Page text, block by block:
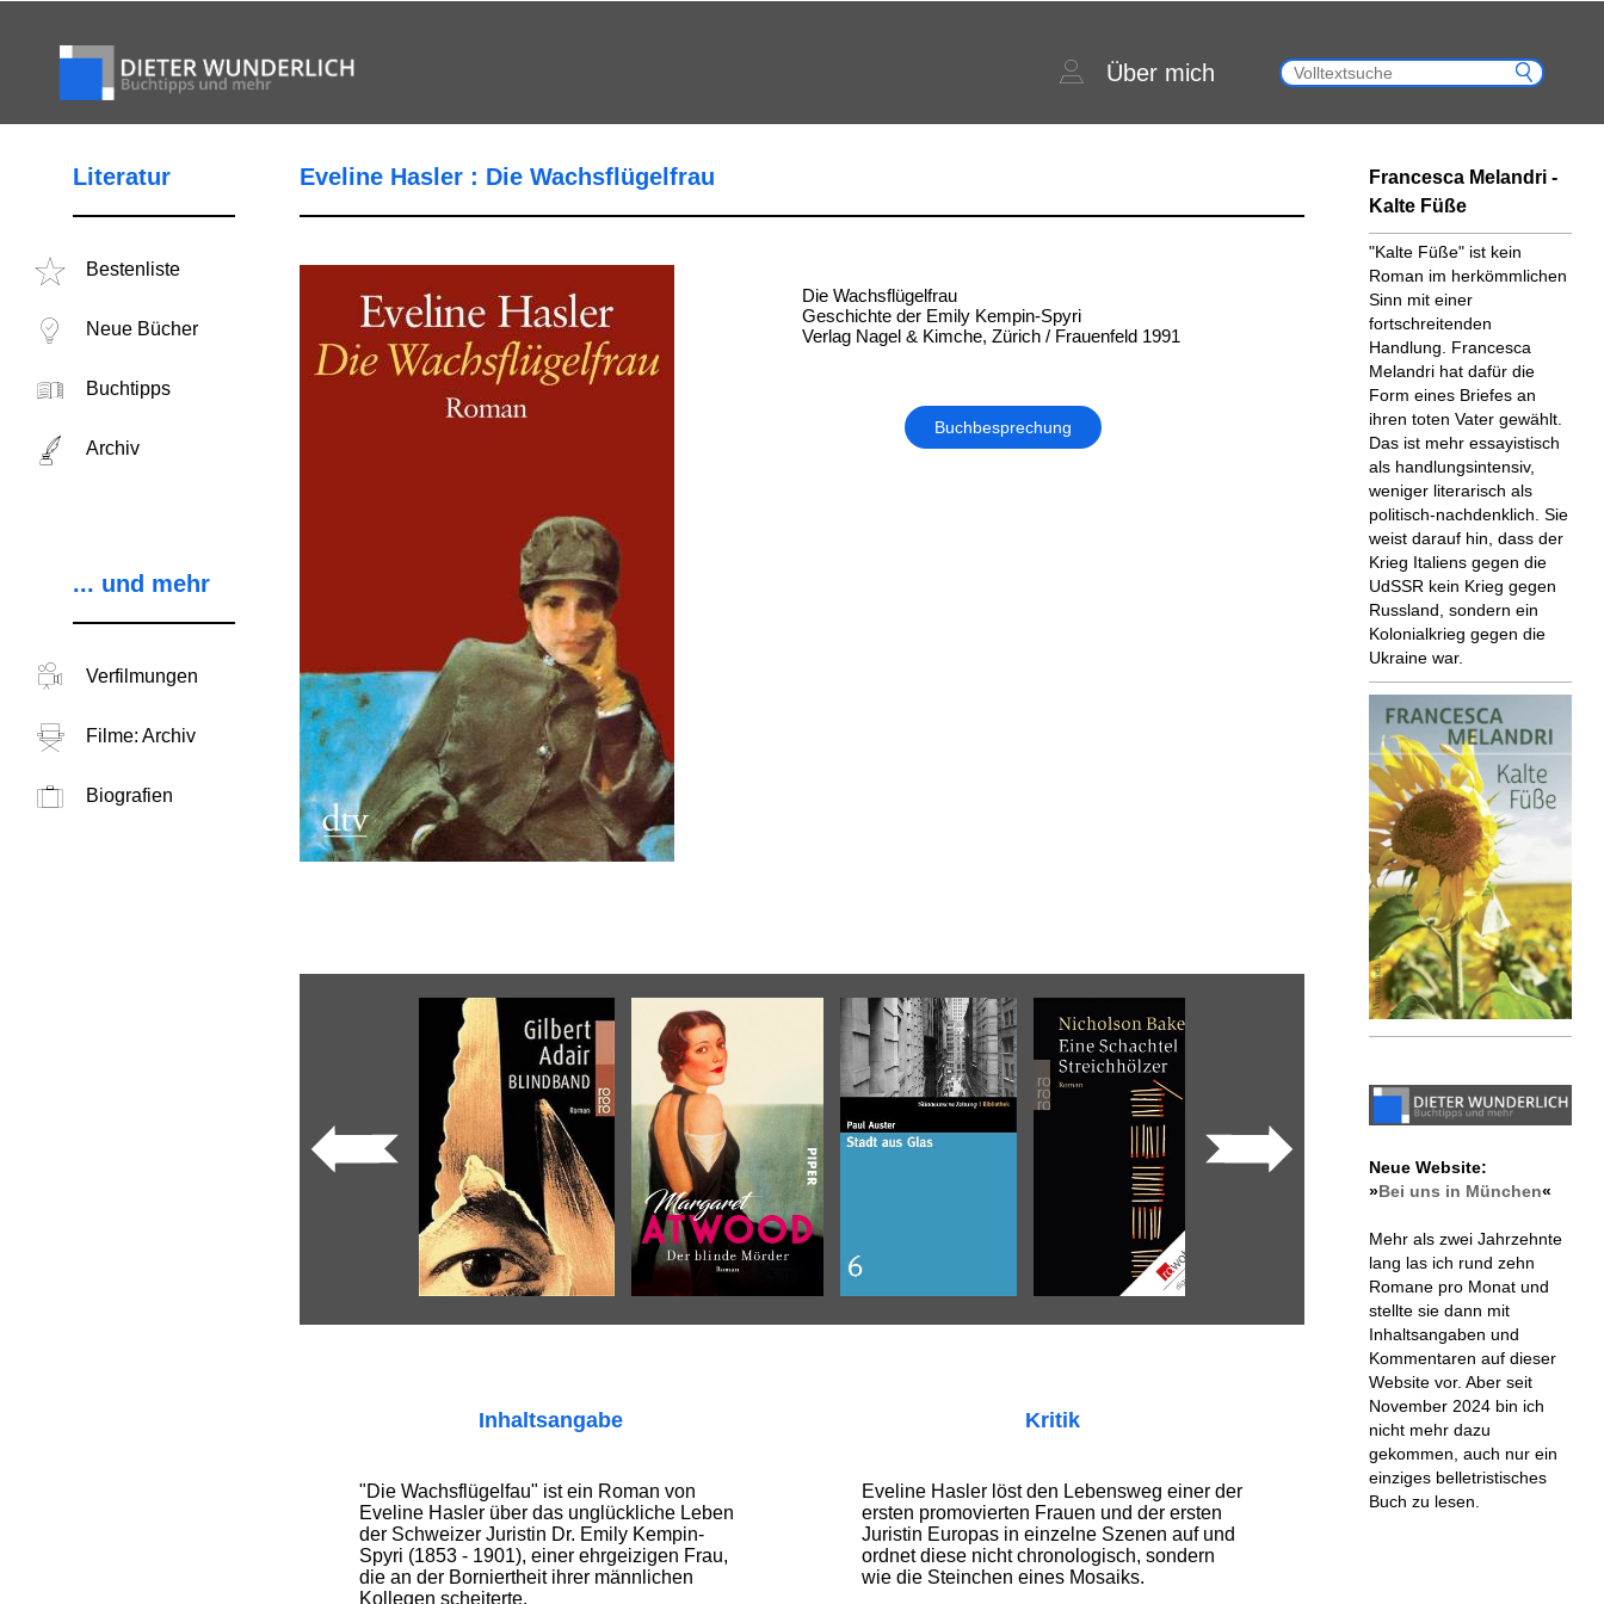
Über mich
Literatur
Bestenliste
Neue Bücher
Buchtipps
Archiv
... und mehr
Verfilmungen
Filme: Archiv
Biografien
Eveline Hasler : Die Wachsflügelfrau
Die Wachsflügelfrau
Geschichte der Emily Kempin-Spyri
Verlag Nagel & Kimche, Zürich / Frauenfeld 1991
Buchbesprechung
Inhaltsangabe
"Die Wachsflügelfau" ist ein Roman von
Eveline Hasler über das unglückliche Leben
der Schweizer Juristin Dr. Emily Kempin-
Spyri (1853 - 1901), einer ehrgeizigen Frau,
die an der Borniertheit ihrer männlichen
Kollegen scheiterte.
Kritik
Eveline Hasler löst den Lebensweg einer der
ersten promovierten Frauen und der ersten
Juristin Europas in einzelne Szenen auf und
ordnet diese nicht chronologisch, sondern
wie die Steinchen eines Mosaiks.
Francesca Melandri -
Kalte Füße
"Kalte Füße" ist kein
Roman im herkömmlichen
Sinn mit einer
fortschreitenden
Handlung. Francesca
Melandri hat dafür die
Form eines Briefes an
ihren toten Vater gewählt.
Das ist mehr essayistisch
als handlungsintensiv,
weniger literarisch als
politisch-nachdenklich. Sie
weist darauf hin, dass der
Krieg Italiens gegen die
UdSSR kein Krieg gegen
Russland, sondern ein
Kolonialkrieg gegen die
Ukraine war.
Neue Website:
»Bei uns in München«
Mehr als zwei Jahrzehnte
lang las ich rund zehn
Romane pro Monat und
stellte sie dann mit
Inhaltsangaben und
Kommentaren auf dieser
Website vor. Aber seit
November 2024 bin ich
nicht mehr dazu
gekommen, auch nur ein
einziges belletristisches
Buch zu lesen.